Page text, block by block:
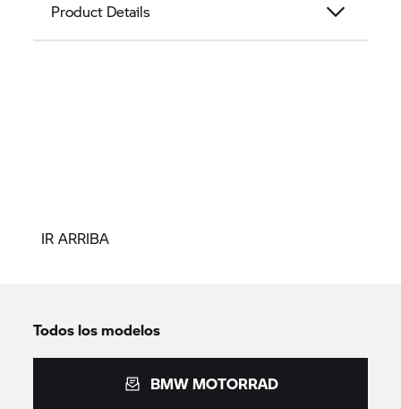
Product Details
IR ARRIBA
Todos los modelos
BMW MOTORRAD